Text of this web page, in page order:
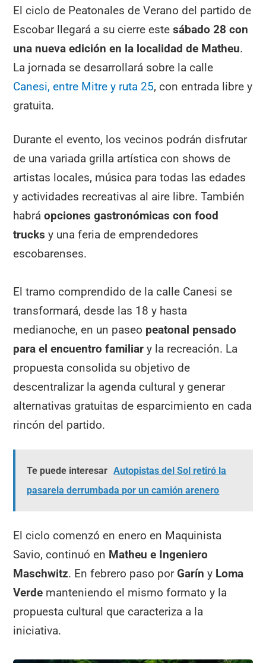
El ciclo de Peatonales de Verano del partido de
Escobar llegará a su cierre estesábado 28 con
una nueva edición en la localidad de Matheu.
La jornada se desarrollará sobre la calle
Canesi, entre Mitre y ruta 25, con entrada libre y
gratuita.
Durante el evento, los vecinos podrán disfrutar
de una variada grilla artística con shows de
artistas locales, música para todas las edades
y actividades recreativas al aire libre. También
habráopciones gastronómicas con food
trucksy una feria de emprendedores
escobarenses.
El tramo comprendido de la calle Canesi se
transformará, desde las 18 y hasta
medianoche, en un paseo peatonal pensado
para el encuentro familiar y la recreación. La
propuesta consolida su objetivo de
descentralizar la agenda cultural y generar
alternativas gratuitas de esparcimiento en cada
rincón del partido.
Te puede interesar Autopistas del Sol retiró la
pasarela derrumbada por un camión arenero
El ciclo comenzó en enero en Maquinista
Savio, continuó en Matheu e Ingeniero
Maschwitz. En febrero paso por Garín y Loma
Verde manteniendo el mismo formato y la
propuesta cultural que caracteriza a la
iniciativa.